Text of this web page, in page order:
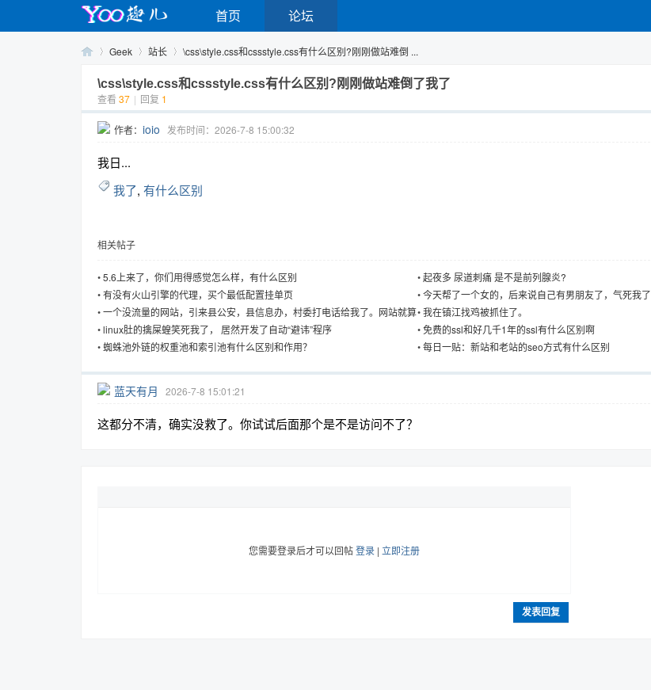
首页 论坛
Geek 站长 \css\style.css和cssstyle.css有什么区别?刚刚做站难倒 ...
\css\style.css和cssstyle.css有什么区别?刚刚做站难倒了我了
查看 37 | 回复 1
作者： ioio 发布时间：2026-7-8 15:00:32
我日...
我了, 有什么区别
相关帖子
•5.6上来了，你们用得感觉怎么样，有什么区别 •起夜多 尿道刺痛 是不是前列腺炎?
•有没有火山引擎的代理，买个最低配置挂单页 •今天帮了一个女的，后来说自己有男朋友了，气死我了
•一个没流量的网站，引来县公安，县信息办，村委打电话给我了。网站就算
用爱发电也玩不下去了！
•我在镇江找鸡被抓住了。
•linux肚的擒屎蝗笑死我了， 居然开发了自动“避讳”程序 •免费的ssl和好几千1年的ssl有什么区别啊
• 蜘蛛池外链的权重池和索引池有什么区别和作用？ •每日一贴：新站和老站的seo方式有什么区别
蓝天有月 2026-7-8 15:01:21
这都分不清，确实没救了。你试试后面那个是不是访问不了？
您需要登录后才可以回帖登录 | 立即注册
发表回复